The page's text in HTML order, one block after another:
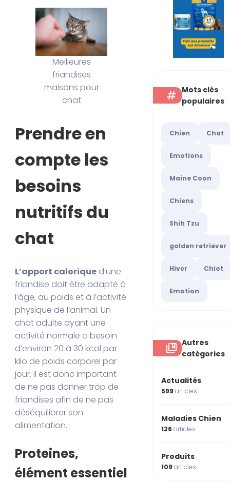
Meilleures
friandises
maisons pour
chat
Prendre en
compte les
besoins
nutritifs du
chat
L’apport calorique d’une
friandise doit être adapté à
l’âge, au poids et à l’activité
physique de l’animal. Un
chat adulte ayant une
activité normale a besoin
d’environ 20 à 30 kcal par
kilo de poids corporel par
jour. Il est donc important
de ne pas donner trop de
friandises afin de ne pas
déséquilibrer son
alimentation.
Proteines,
élément essentiel
Mots clés
populaires
Chien Chat
Emotions
Maine Coon
Chiens
Shih Tzu
golden retriever
Hiver Chiot
Emotion
Autres
catégories
Actualités
599articles
Maladies Chien
126articles
Produits
109articles